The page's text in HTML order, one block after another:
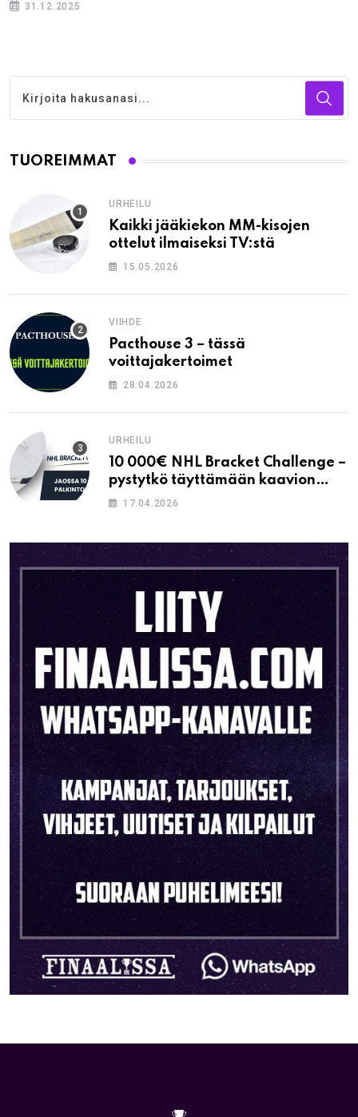
31.12.2025
TUOREIMMAT
URHEILU
Kaikki jääkiekon MM-kisojen
ottelut ilmaiseksi TV:stä
15.05.2026
VIIHDE
Pacthouse 3 – tässä
voittajakertoimet
28.04.2026
URHEILU
10 000€ NHL Bracket Challenge –
pystytkö täyttämään kaavion
oikein?
17.04.2026